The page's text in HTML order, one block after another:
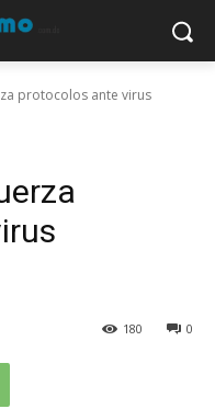
protocolos ante virus
0
180